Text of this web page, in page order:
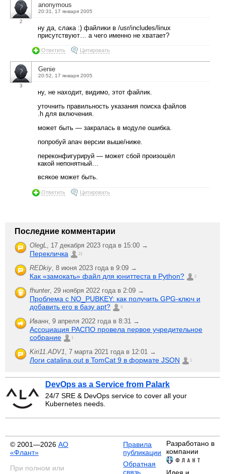
2
anonymous
20:31, 17 января 2005
ну да, слака :) файлики в /usr/includes/linux
присутствуют… а чего именно не хватает?
Ответить Цитировать
3
Genie
20:52, 17 января 2005
ну, не находит, видимо, этот файлик.
уточнить правильность указания поиска файлов
.h для включения.
может быть — закралась в модуле ошибка.
попробуй апач версии выше/ниже.
переконфигурируй — может сбой произошёл
какой непонятный…
всякое может быть.
Ответить Цитировать
Последние комментарии
OlegL, 17 декабря 2023 года в 15:00 →
Перекличка 21
REDkiy, 8 июня 2023 года в 9:09 →
Как «замокать» файл для юниттеста в Python? 2
fhunter, 29 ноября 2022 года в 2:09 →
Проблема с NO_PUBKEY: как получить GPG-ключ и
добавить его в базу apt?
6
Иванн, 9 апреля 2022 года в 8:31 →
Ассоциация РАСПО провела первое учредительное
собрание
1
Kiri11.ADV1, 7 марта 2021 года в 12:01 →
Логи catalina.out в TomCat 9 в формате JSON 1
DevOps as a Service from Palark
24/7 SRE & DevOps service to cover all your
Kubernetes needs.
© 2001—2026 АО
«Флант»
При полном или
Правила
публикации
Обратная
связь
Разработано в
компании